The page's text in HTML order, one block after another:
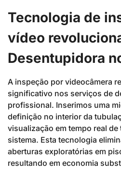
Tecnologia de
vídeo
Desentupidora
A inspeção por videocâmera
significativo nos serviços de
profissional. Inserimos uma
definição no interior da
visualização em tempo real
sistema. Esta tecnologia
aberturas exploratórias em
resultando em economia